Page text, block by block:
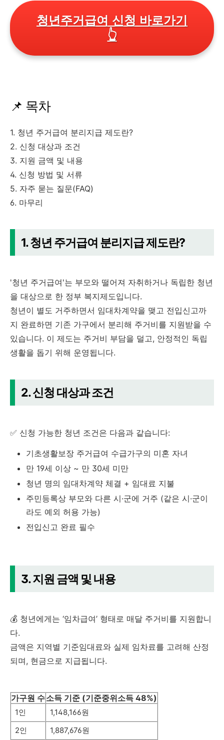
청년주거급여 신청 바로가기
👆
📌 목차
1. 청년 주거급여 분리지급 제도란?
2. 신청 대상과 조건
3. 지원 금액 및 내용
4. 신청 방법 및 서류
5. 자주 묻는 질문(FAQ)
6. 마무리
1. 청년 주거급여 분리지급 제도란?
'청년 주거급여'는 부모와 떨어져 자취하거나 독립한 청년
을 대상으로 한 정부 복지제도입니다.
청년이 별도 거주하면서 임대차계약을 맺고 전입신고까
지 완료하면 기존 가구에서 분리해 주거비를 지원받을 수
있습니다. 이 제도는 주거비 부담을 덜고, 안정적인 독립
생활을 돕기 위해 운영됩니다.
2. 신청 대상과 조건
✅ 신청 가능한 청년 조건은 다음과 같습니다:
기초생활보장 주거급여 수급가구의 미혼 자녀
만 19세 이상 ~ 만 30세 미만
청년 명의 임대차계약 체결 + 임대료 지불
주민등록상 부모와 다른 시·군에 거주 (같은 시·군이
라도 예외 허용 가능)
전입신고 완료 필수
3. 지원 금액 및 내용
💰 청년에게는 ‘임차급여’ 형태로 매달 주거비를 지원합니
다.
금액은 지역별 기준임대료와 실제 임차료를 고려해 산정
되며, 현금으로 지급됩니다.
가구원 수소득 기준 (기준중위소득 48%)
1인
1,148,166원
2인
1,887,676원